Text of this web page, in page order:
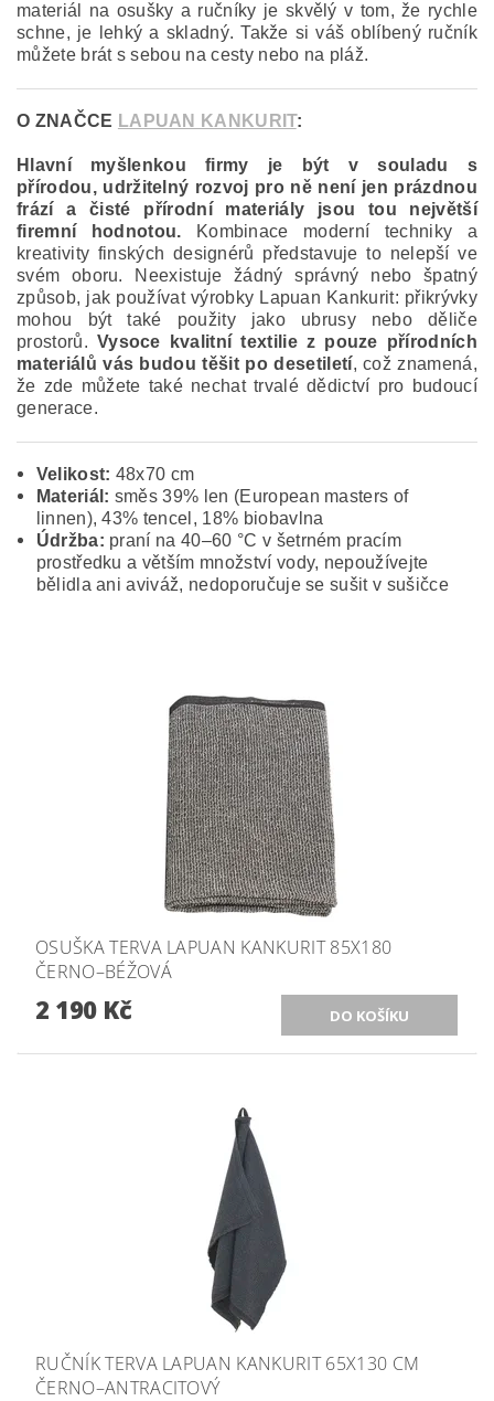
materiál na osušky a ručníky je skvělý v tom, že rychle
schne, je lehký a skladný. Takže si váš oblíbený ručník
můžete brát s sebou na cesty nebo na pláž.
O ZNAČCE LAPUAN KANKURIT:
Hlavní myšlenkou firmy je být v souladu s
přírodou, udržitelný rozvoj pro ně není jen prázdnou
frází a čisté přírodní materiály jsou tou největší
firemní hodnotou. Kombinace moderní techniky a
kreativity finských designérů představuje to nelepší ve
svém oboru. Neexistuje žádný správný nebo špatný
způsob, jak používat výrobky Lapuan Kankurit: přikrývky
mohou být také použity jako ubrusy nebo děliče
prostorů. Vysoce kvalitní textilie z pouze přírodních
materiálů vás budou těšit po desetiletí, což znamená,
že zde můžete také nechat trvalé dědictví pro budoucí
generace.
Velikost: 48x70 cm
Materiál: směs 39% len (European masters of
linnen), 43% tencel, 18% biobavlna
Údržba: praní na 40–60 °C v šetrném pracím
prostředku a větším množství vody, nepoužívejte
bělidla ani aviváž, nedoporučuje se sušit v sušičce
OSUŠKA TERVA LAPUAN KANKURIT 85X180
ČERNO–BÉŽOVÁ
2 190 Kč
RUČNÍK TERVA LAPUAN KANKURIT 65X130 CM
ČERNO–ANTRACITOVÝ